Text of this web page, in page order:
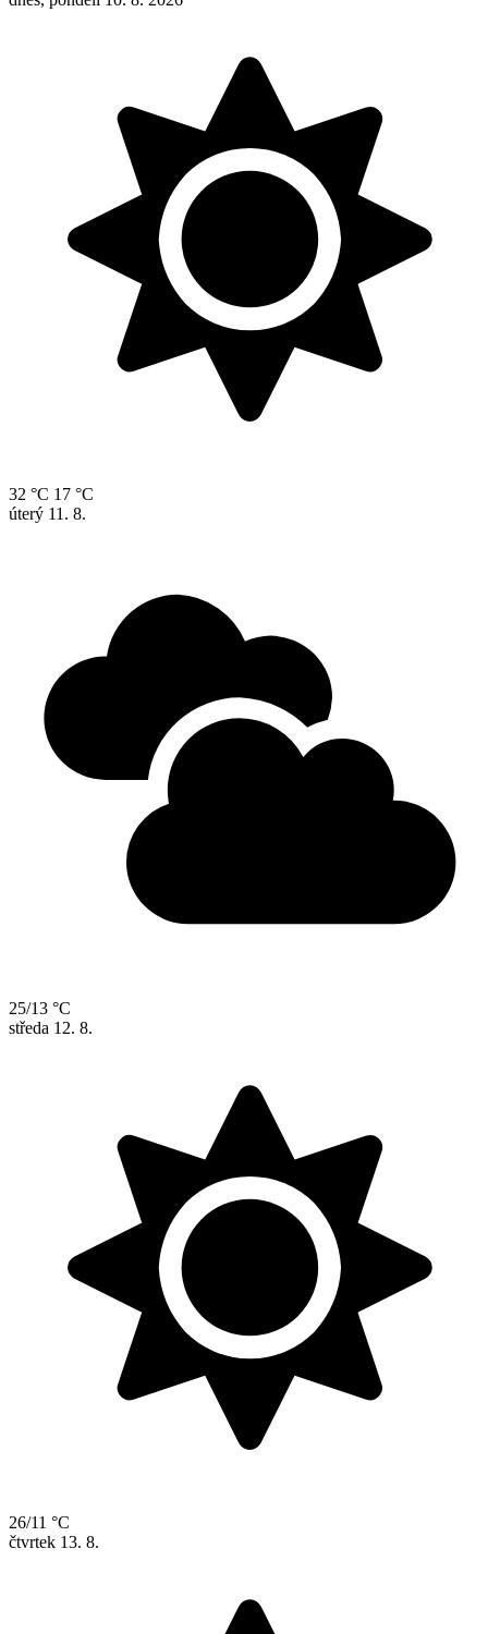
32 °C 17 °C
úterý 11. 8.
25/13 °C
středa 12. 8.
26/11 °C
čtvrtek 13. 8.